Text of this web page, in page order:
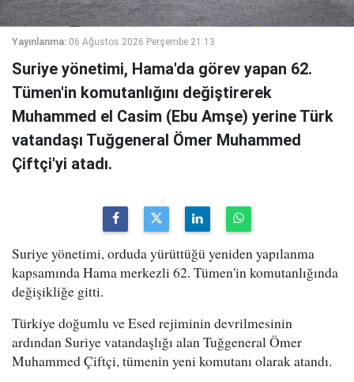
Yayınlanma: 06 Ağustos 2026 Perşembe 21:13
Suriye yönetimi, Hama'da görev yapan 62.
Tümen'in komutanlığını değiştirerek
Muhammed el Casim (Ebu Amşe) yerine Türk
vatandaşı Tuğgeneral Ömer Muhammed
Çiftçi'yi atadı.
Suriye yönetimi, orduda yürüttüğü yeniden yapılanma
kapsamında Hama merkezli 62. Tümen'in komutanlığında
değişikliğe gitti.
Türkiye doğumlu ve Esed rejiminin devrilmesinin
ardından Suriye vatandaşlığı alan Tuğgeneral Ömer
Muhammed Çiftçi, tümenin yeni komutanı olarak atandı.